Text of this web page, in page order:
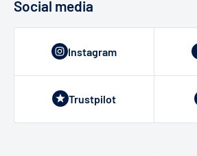
Social media
Instagram
Trustpilot